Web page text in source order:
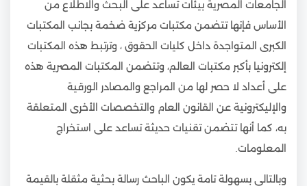
الجامعات المصرية بيئات تساعد على البحث والاطلاع من
الأساس فإنها تتضمن مكتبات مركزية ضخمة بجانب المكتبات
الكبرى المتواجدة داخل كليات الحقوق ، وترتبط هذه المكتبات
إلكترونيا بأكبر مكتبات العالم، وتتضمن المكتبات المصرية هذه
على أعداد لا حصر لها من المراجع والمصادر الورقية
والإليكترونية عن القانون العام والتخصصات الأخرى المتعلقة
به، كما أنها تتضمن تقنيات حديثة تساعد على استخراج
المعلومات.
وبالتالي بسهولة تامة يكون الباحث رسالة بحثية مثقلة بالقيمة